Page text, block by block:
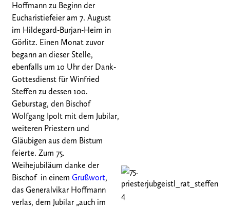
Hoffmann zu Beginn der
Eucharistiefeier am 7. August
im Hildegard-Burjan-Heim in
Görlitz. Einen Monat zuvor
begann an dieser Stelle,
ebenfalls um 10 Uhr der Dank-
Gottesdienst für Winfried
Steffen zu dessen 100.
Geburstag, den Bischof
Wolfgang Ipolt mit dem Jubilar,
weiteren Priestern und
Gläubigen aus dem Bistum
feierte. Zum 75.
Weihejubiläum danke der
Bischof in einem Grußwort,
das Generalvikar Hoffmann
verlas, dem Jubilar „auch im